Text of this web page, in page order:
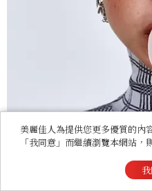
美麗佳人為提供您更多優質的內
「我同意」而繼續瀏覽本網站，